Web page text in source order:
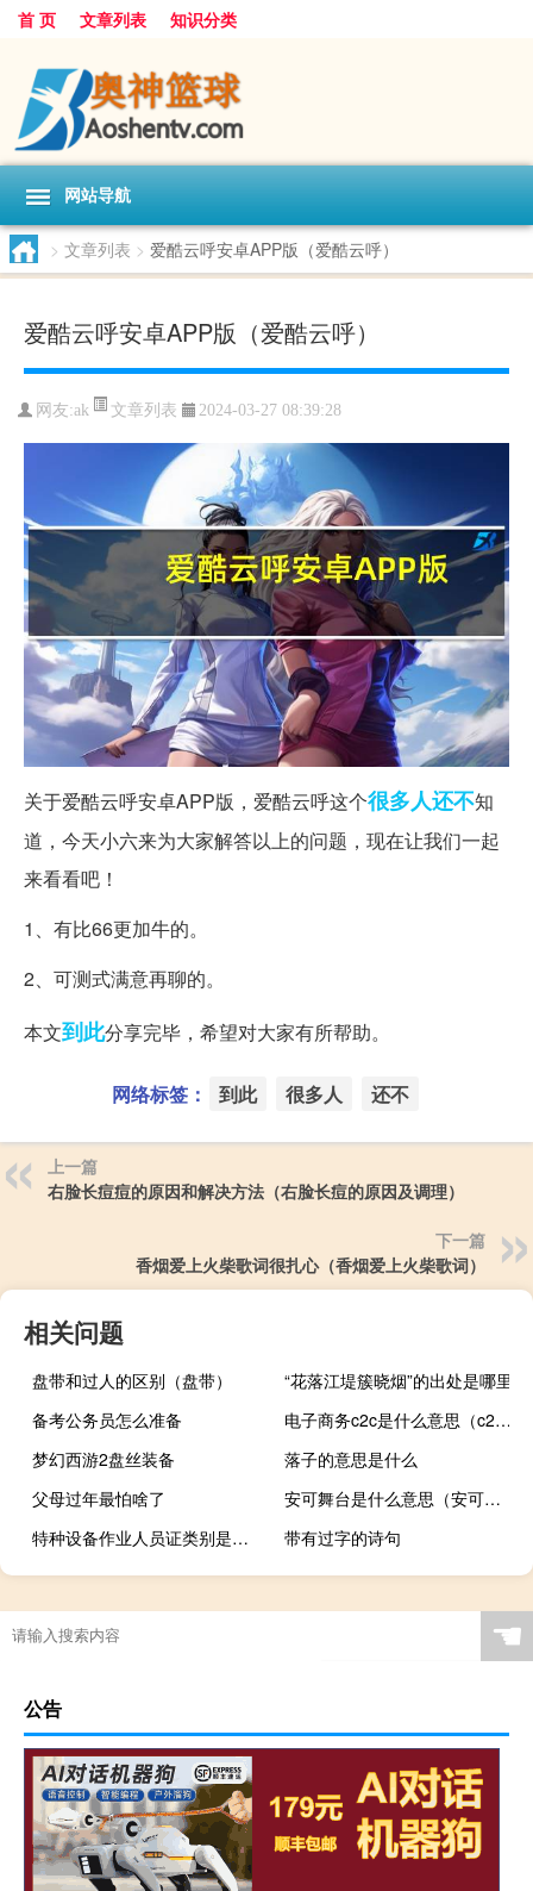
首 页 文章列表 知识分类
网站导航
> 文章列表 > 爱酷云呼安卓APP版（爱酷云呼）
爱酷云呼安卓APP版（爱酷云呼）
网友:ak 文章列表 2024-03-27 08:39:28
关于爱酷云呼安卓APP版，爱酷云呼这个很多人还不知
道，今天小六来为大家解答以上的问题，现在让我们一起
来看看吧！
1、有比66更加牛的。
2、可测式满意再聊的。
本文到此分享完毕，希望对大家有所帮助。
网络标签： 到此 很多人 还不
上一篇
右脸长痘痘的原因和解决方法（右脸长痘的原因及调理）
下一篇
香烟爱上火柴歌词很扎心（香烟爱上火柴歌词）
相关问题
盘带和过人的区别（盘带）
“花落江堤簇晓烟”的出处是哪里
备考公务员怎么准备
电子商务c2c是什么意思（c2c是什么意思）
梦幻西游2盘丝装备
落子的意思是什么
父母过年最怕啥了
安可舞台是什么意思（安可是什么意思）
特种设备作业人员证类别是什么
带有过字的诗句
☚
公告